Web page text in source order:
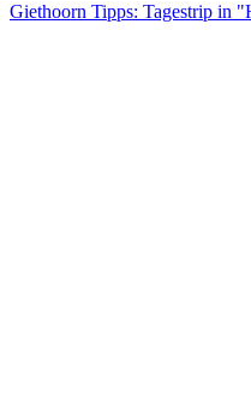
Giethoorn Tipps: Tagestrip in